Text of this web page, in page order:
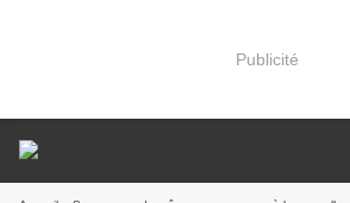
Publicité